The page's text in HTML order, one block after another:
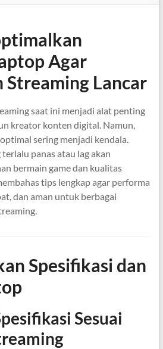
Agar
Streaming Lancar
saat ini menjadi alat penting
kreator konten digital. Namun,
sering menjadi kendala.
panas atau lag akan
bermain game dan kualitas
tips lengkap agar performa
dan aman untuk berbagai
Spesifikasi dan
Sesuai